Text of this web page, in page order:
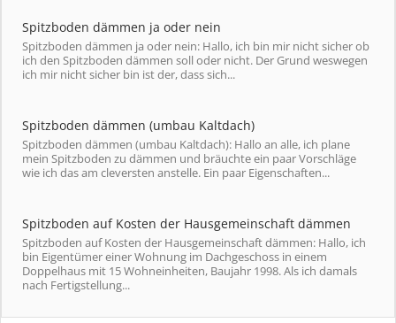
Spitzboden dämmen ja oder nein
Spitzboden dämmen ja oder nein: Hallo, ich bin mir nicht sicher ob
ich den Spitzboden dämmen soll oder nicht. Der Grund weswegen
ich mir nicht sicher bin ist der, dass sich...
Spitzboden dämmen (umbau Kaltdach)
Spitzboden dämmen (umbau Kaltdach): Hallo an alle, ich plane
mein Spitzboden zu dämmen und bräuchte ein paar Vorschläge
wie ich das am cleversten anstelle. Ein paar Eigenschaften...
Spitzboden auf Kosten der Hausgemeinschaft dämmen
Spitzboden auf Kosten der Hausgemeinschaft dämmen: Hallo, ich
bin Eigentümer einer Wohnung im Dachgeschoss in einem
Doppelhaus mit 15 Wohneinheiten, Baujahr 1998. Als ich damals
nach Fertigstellung...